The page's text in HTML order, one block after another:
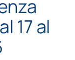
17 al